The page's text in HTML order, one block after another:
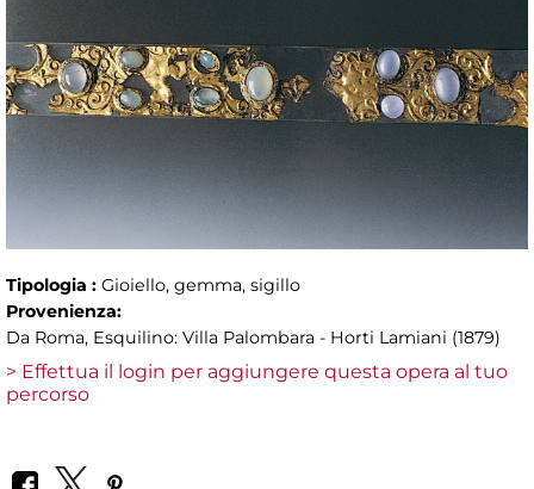
Tipologia : Gioiello, gemma, sigillo
Provenienza:
Da Roma, Esquilino: Villa Palombara - Horti Lamiani (1879)
> Effettua il login per aggiungere questa opera al tuo
percorso